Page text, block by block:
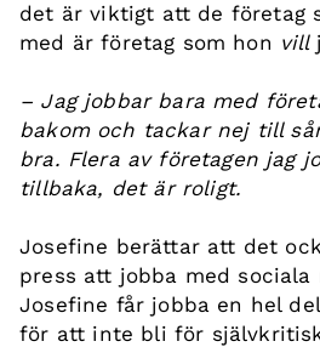
det är viktigt att de företag
med är företag som hon vill
– Jag jobbar bara med
bakom och tackar nej till
bra. Flera av företagen jag
tillbaka, det är roligt.
Josefine berättar att det
press att jobba med sociala
Josefine får jobba en hel
för att inte bli för